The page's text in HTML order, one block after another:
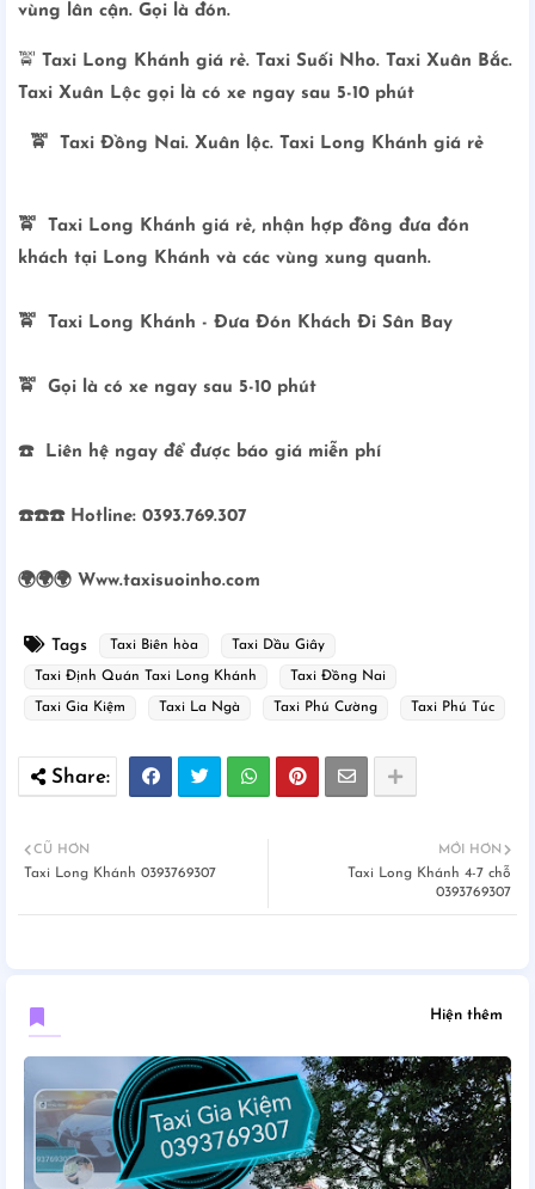
vùng lân cận. Gọi là đón.
🚖
Taxi Long Khánh giá rẻ. Taxi Suối Nho. Taxi Xuân Bắc.
Taxi Xuân Lộc gọi là có xe ngay sau 5-10 phút
🚖 Taxi Đồng Nai. Xuân lộc. Taxi Long Khánh giá rẻ
🚖 Taxi Long Khánh giá rẻ, nhận hợp đồng đưa đón
khách tại Long Khánh và các vùng xung quanh.
🚖 Taxi Long Khánh - Đưa Đón Khách Đi Sân Bay
🚖 Gọi là có xe ngay sau 5-10 phút
☎️ Liên hệ ngay để được báo giá miễn phí
☎️☎️☎️ Hotline: 0393.769.307
🌍🌍🌍 Www.taxisuoinho.com
Tags Taxi Biên hòa Taxi Dầu Giây
Taxi Định Quán Taxi Long Khánh Taxi Đồng Nai
Taxi Gia Kiệm Taxi La Ngà Taxi Phú Cường Taxi Phú Túc
MỚI HƠN
Taxi Long Khánh 4-7 chỗ
0393769307
CŨ HƠN
Taxi Long Khánh 0393769307
Hiện thêm